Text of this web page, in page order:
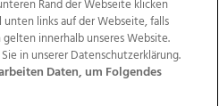
Kontakt
Jobs
AGB Anzeigekunden
Politische Werbung
Rand der Webseite klicken
links auf der Webseite, falls
innerhalb unseres Website.
in unserer Datenschutzerklärung.
Daten, um Folgendes